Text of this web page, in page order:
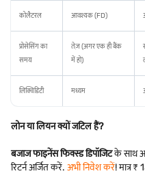
कोलैटरल आवश्यक (FD)
प्रोसेसिंग का
समय
तेज़ (अगर एक ही बैंक
में हो)
लिक्विडिटी मध्यम
लोन या लियन क्यों जटिल हैं?
बजाज फाइनेंस फिक्स्ड डिपॉजिटके साथ
रिटर्न अर्जित करें. अभी निवेश करें! मात्र